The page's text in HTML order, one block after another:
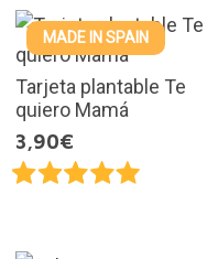
MADE IN SPAIN
Tarjeta plantable Te
quiero Mamá
3,90€